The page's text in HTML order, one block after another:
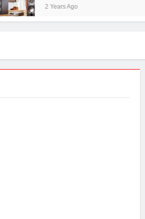
2 Years Ago